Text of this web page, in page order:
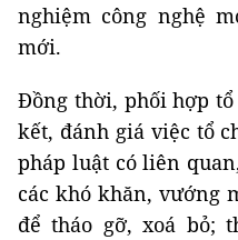
nghiệm công nghệ
mới.
Đồng thời, phối hợp
kết, đánh giá việc tổ
pháp luật có liên
các khó khăn, vướng
để tháo gỡ, xoá bỏ;